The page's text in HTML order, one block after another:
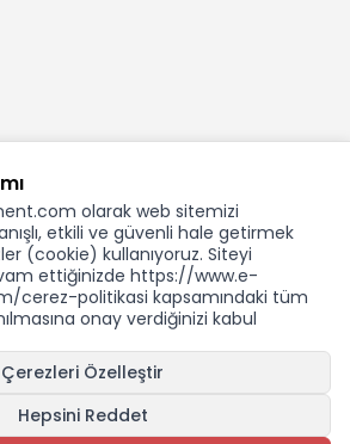
San. ve Tic. A.Ş.'nin Tescilli Bir Markasıdır
olarak web sitemizi
etkili ve güvenli hale getirmek
(cookie) kullanıyoruz. Siteyi
ettiğinizde https://www.e-
cerez-politikasi kapsamındaki tüm
onay verdiğinizi kabul
Çerezleri Özelleştir
Hepsini Reddet